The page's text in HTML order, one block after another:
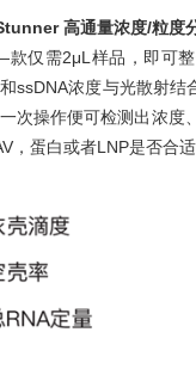
高通量浓度/粒度
仅需2μL样品，即可
ssDNA浓度与光散射结
次操作便可检测出浓度
，蛋白或者LNP是否合适